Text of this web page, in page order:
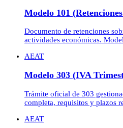
Modelo 101
Documento de retenciones
actividades económicas.
AEAT
Modelo 303 (IVA
Trámite oficial de 303
completa, requisitos y plazos
AEAT